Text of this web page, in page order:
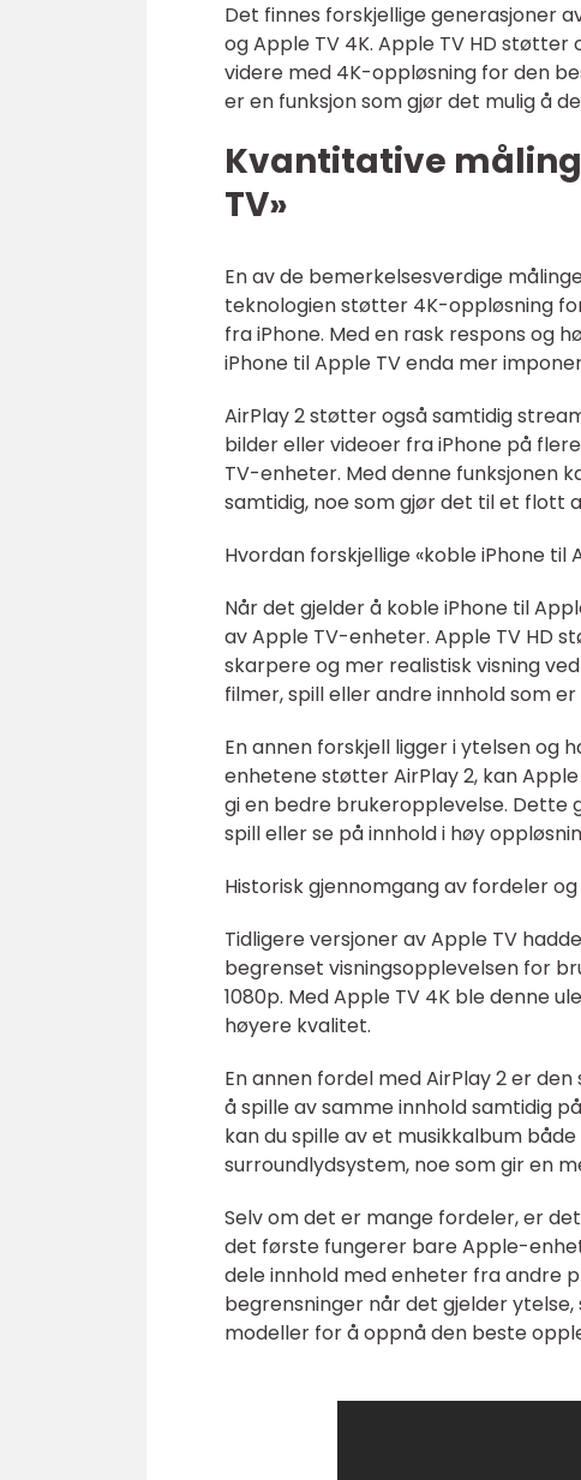
Det finnes forskjellige generasjoner
og Apple TV 4K. Apple TV HD
videre med 4K-oppløsning for den
er en funksjon som gjør det mulig å
Kvantitative
TV»
En av de bemerkelsesverdige
teknologien støtter 4K-oppløsning
fra iPhone. Med en rask respons og
iPhone til Apple TV enda mer
AirPlay 2 støtter også samtidig
bilder eller videoer fra iPhone på
TV-enheter. Med denne funksjonen
samtidig, noe som gjør det til et flott
Hvordan forskjellige «koble iPhone til
Når det gjelder å koble iPhone til
av Apple TV-enheter. Apple TV HD
skarpere og mer realistisk visning
filmer, spill eller andre innhold som
En annen forskjell ligger i ytelsen og
enhetene støtter AirPlay 2, kan
gi en bedre brukeropplevelse. Dette
spill eller se på innhold i høy
Historisk gjennomgang av fordeler
Tidligere versjoner av Apple TV
begrenset visningsopplevelsen for
1080p. Med Apple TV 4K ble denne
høyere kvalitet.
En annen fordel med AirPlay 2 er
å spille av samme innhold samtidig
kan du spille av et musikkalbum
surroundlydsystem, noe som gir en
Selv om det er mange fordeler, er
det første fungerer bare Apple-
dele innhold med enheter fra andre
begrensninger når det gjelder
modeller for å oppnå den beste